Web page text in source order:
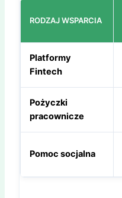
RODZAJ WSPARCIA
Platformy
Fintech
Pożyczki
pracownicze
Pomoc socjalna